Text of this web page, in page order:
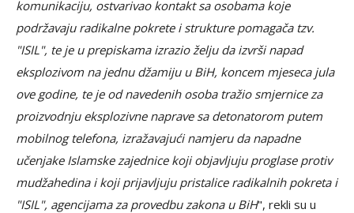
komunikaciju, ostvarivao kontakt sa osobama koje
podržavaju radikalne pokrete i strukture pomagača tzv.
"ISIL", te je u prepiskama izrazio želju da izvrši napad
eksplozivom na jednu džamiju u BiH, koncem mjeseca jula
ove godine, te je od navedenih osoba tražio smjernice za
proizvodnju eksplozivne naprave sa detonatorom putem
mobilnog telefona, izražavajući namjeru da napadne
učenjake Islamske zajednice koji objavljuju proglase protiv
mudžahedina i koji prijavljuju pristalice radikalnih pokreta i
"ISIL", agencijama za provedbu zakona u BiH", rekli su u